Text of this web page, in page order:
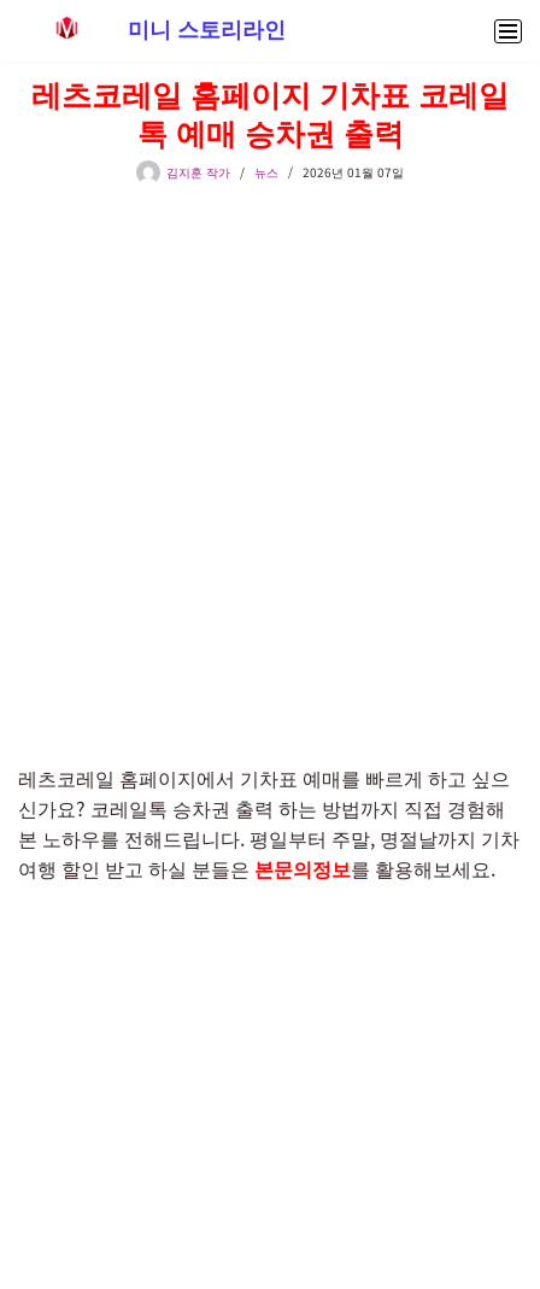
텐
미니 스토리라인
레츠코레일 홈페이지 기차표 코레일
톡 예매 승차권 출력
김지훈 작가 뉴스 2026년 01월 07일
레츠코레일 홈페이지에서 기차표 예매를 빠르게 하고 싶으
신가요? 코레일톡 승차권 출력 하는 방법까지 직접 경험해
본 노하우를 전해드립니다. 평일부터 주말, 명절날까지 기차
여행 할인 받고 하실 분들은 본문의정보를 활용해보세요.